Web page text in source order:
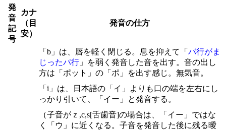
発
音
記
号
カナ
（目
安）
発音の仕方
「b」は、唇を軽く閉じる。息を抑えて「 バ行がま
じったパ行 」を弱く発音した音を出す。音の出し
方は「ポット」の「ポ」を出す感じ。無気音。
「i」は、日本語の「イ」よりも口の端を左右にし
っかり引いて、「イー」と発音する。
（子音がｚ,c,s[舌歯音]の場合は、「イー」ではな
く「ウ」に近くなる。子音を発音した後に残る曖